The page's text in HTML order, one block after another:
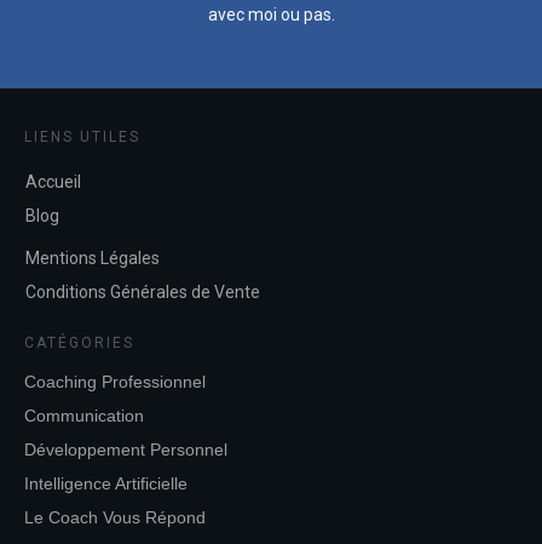
avec moi ou pas.
LIENS UTILES
Accueil
Blog
Mentions Légales
Conditions Générales de Vente
CATÉGORIES
Coaching Professionnel
Communication
Développement Personnel
Intelligence Artificielle
Le Coach Vous Répond